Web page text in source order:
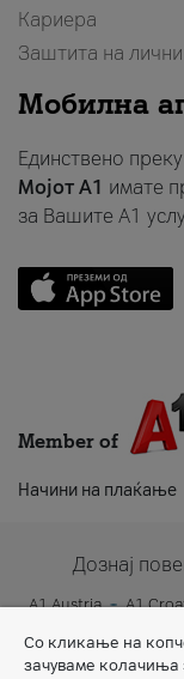
Кариера
Заштита на
Мобилна
Единствено
Мојот A1 имате
за Вашите A1
Member of
Начини на плаќање
Дознај
A1 Austria A1
Со кликање на
зачуваме